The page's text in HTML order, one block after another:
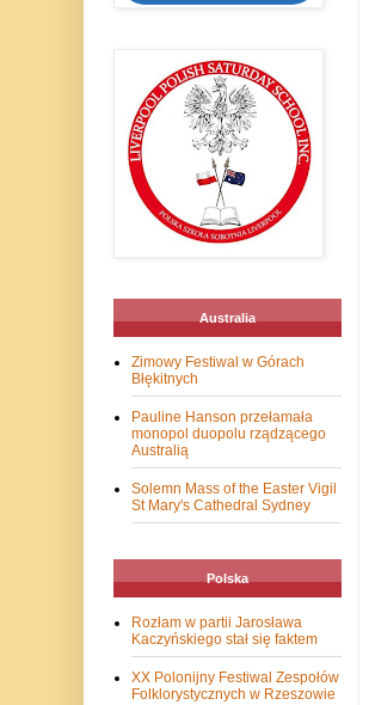
Australia
Zimowy Festiwal w Górach
Błękitnych
Pauline Hanson przełamała
monopol duopolu rządzącego
Australią
Solemn Mass of the Easter Vigil
St Mary's Cathedral Sydney
Polska
Rozłam w partii Jarosława
Kaczyńskiego stał się faktem
XX Polonijny Festiwal Zespołów
Folklorystycznych w Rzeszowie